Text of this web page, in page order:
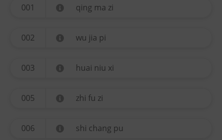
001 qing ma zi
002 wu jia pi
003 huai niu xi
005 zhi fu zi
006 shi chang pu